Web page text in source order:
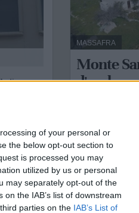
of your personal or
the below opt-out section to
is processed you may
utilized by us or personal
may separately opt-out of the
the IAB’s list of downstream
parties on the IAB’s List of
di
Cgil di
MASSAFRA
Monte
d'ombre
La Redazione -
Nella serata
naturale